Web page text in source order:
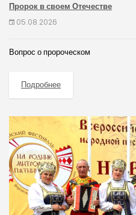
Пророк в своем Отечестве
05.08.2026
Вопрос о пророческом
Подробнее